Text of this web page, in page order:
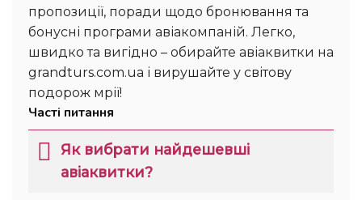
пропозиції, поради щодо бронювання та
бонусні програми авіакомпаній. Легко,
швидко та вигідно – обирайте авіаквитки на
grandturs.com.ua і вирушайте у світову
подорож мрії!
Часті питання
Як вибрати найдешевші
авіаквитки?